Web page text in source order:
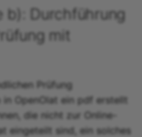
b): Durchführung
mit
Prüfung
OpenOlat ein pdf erstellt
die nicht zur Online-
eingeteilt sind, ein solches